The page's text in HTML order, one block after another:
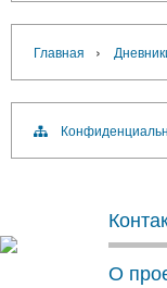
Главная ›
О